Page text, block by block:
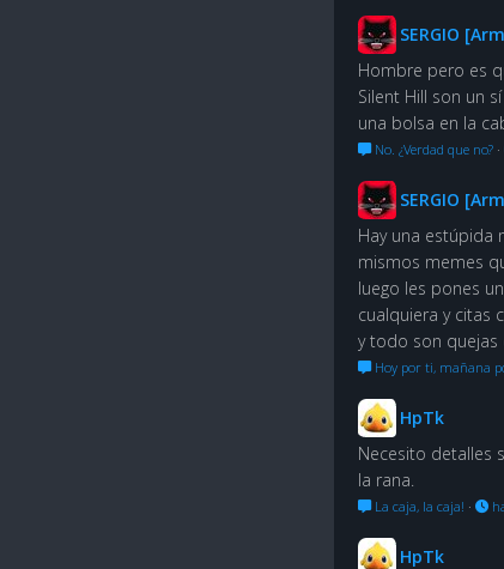
SERGIO
Hombre pero es
Silent Hill son un
una bolsa en la
No. ¿Verdad que no? ·
SERGIO
Hay una estúpida
mismos memes
luego les pones
cualquiera y citas
y todo son quejas
Hoy por ti, mañana
HpTk
Necesito detalles
la rana.
La caja, la caja! ·
HpTk